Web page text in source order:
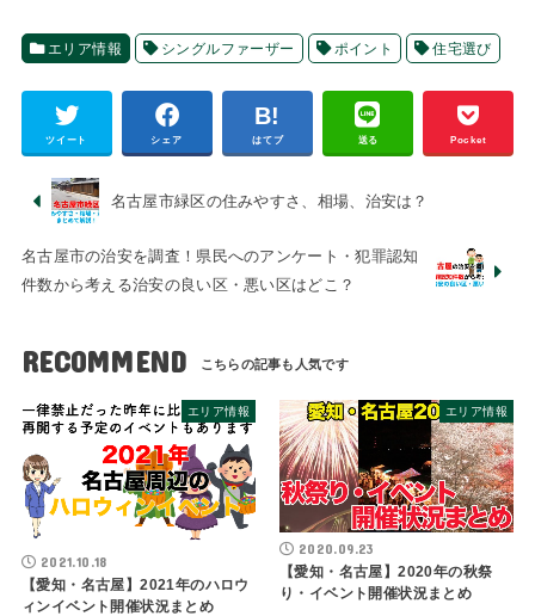
エリア情報 シングルファーザー ポイント 住宅選び
ツイート シェア はてブ 送る Pocket
名古屋市緑区の住みやすさ、相場、治安は？
名古屋市の治安を調査！県民へのアンケート・犯罪認知
件数から考える治安の良い区・悪い区はどこ？
RECOMMEND
エリア情報
2021.10.18
【愛知・名古屋】2021年のハロウ
ィンイベント開催状況まとめ
エリア情報
2020.09.23
【愛知・名古屋】2020年の秋祭
り・イベント開催状況まとめ